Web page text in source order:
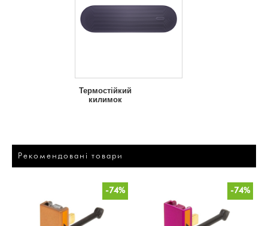
Термостійкий
килимок
Рекомендовані товари
-74% -74%